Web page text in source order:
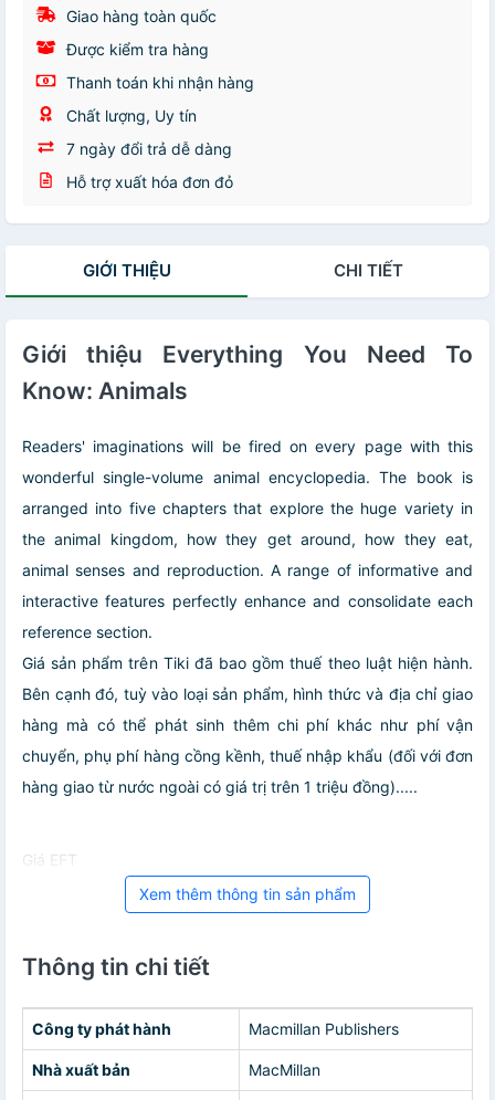
Giao hàng toàn quốc
Được kiểm tra hàng
Thanh toán khi nhận hàng
Chất lượng, Uy tín
7 ngày đổi trả dễ dàng
Hỗ trợ xuất hóa đơn đỏ
GIỚI THIỆU CHI TIẾT
Giới thiệu Everything You Need To
Know: Animals
Readers' imaginations will be fired on every page with this
wonderful single-volume animal encyclopedia. The book is
arranged into five chapters that explore the huge variety in
the animal kingdom, how they get around, how they eat,
animal senses and reproduction. A range of informative and
interactive features perfectly enhance and consolidate each
reference section.
Giá sản phẩm trên Tiki đã bao gồm thuế theo luật hiện hành.
Bên cạnh đó, tuỳ vào loại sản phẩm, hình thức và địa chỉ giao
hàng mà có thể phát sinh thêm chi phí khác như phí vận
chuyển, phụ phí hàng cồng kềnh, thuế nhập khẩu (đối với đơn
hàng giao từ nước ngoài có giá trị trên 1 triệu đồng).....
Giá EFT
Xem thêm thông tin sản phẩm
Thông tin chi tiết
Công ty phát hành Macmillan Publishers
Nhà xuất bản MacMillan